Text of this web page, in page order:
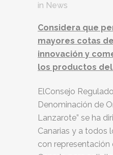
in News
Considera que
mayores cotas
innovación y
los productos
ElConsejo
Denominación de
Lanzarote” se ha
Canarias y a todos
con representación